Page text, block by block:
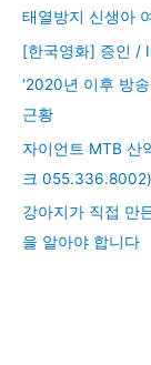
태열방지 신생아
[한국영화] 증인 /
‘2020년 이후 방
근황
자이언트 MTB 산
크
강아지가 직접 만
을 알아야 합니다